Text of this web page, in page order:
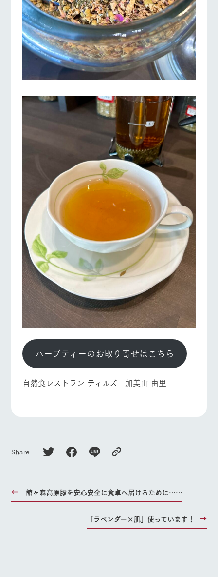
ハーブティーのお取り寄せはこちら
自然食レストラン ティルズ 加美山 由里
Share
館ヶ森高原豚を安心安全に食卓へ届けるために……
「ラベンダー×肌」使っています！